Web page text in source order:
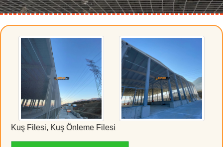
Kuş Filesi, Kuş Önleme Filesi